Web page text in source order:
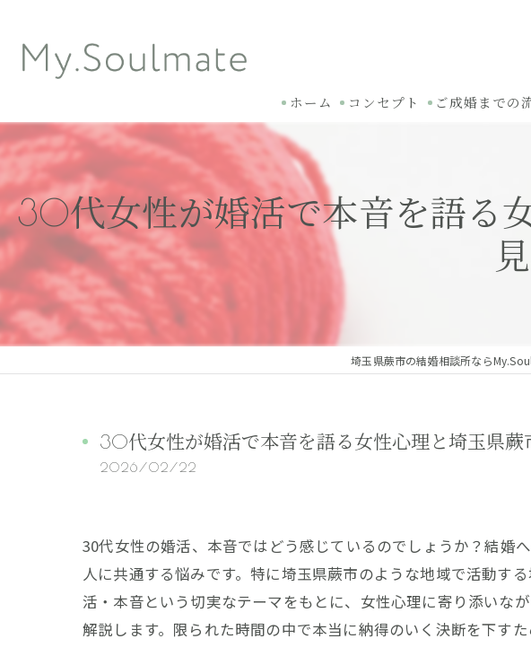
ホーム コンセプト ご成婚までの
30代女性が婚活で本音を語る
埼玉県蕨市の結婚相談所なら
30代女性が婚活で本音を語る女性心理と埼玉県蕨
2026/02/22
30代女性の婚活、本音ではどう感じているのでしょうか？結婚
人に共通する悩みです。特に埼玉県蕨市のような地域で活動す
活・本音という切実なテーマをもとに、女性心理に寄り添いな
解説します。限られた時間の中で本当に納得のいく決断を下す